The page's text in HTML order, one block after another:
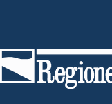
di
pagina